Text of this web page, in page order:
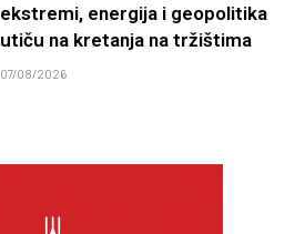
ekstremi, energija i geopolitika
utiču na kretanja na tržištima
07/08/2026